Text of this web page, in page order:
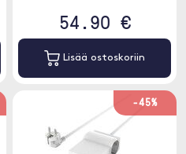
54.90 €
Lisää ostoskoriin
-45%